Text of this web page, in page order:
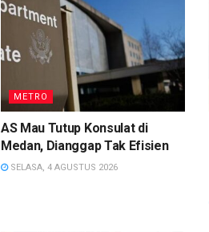
METRO
AS Mau Tutup Konsulat di
Medan, Dianggap Tak Efisien
SELASA, 4 AGUSTUS 2026